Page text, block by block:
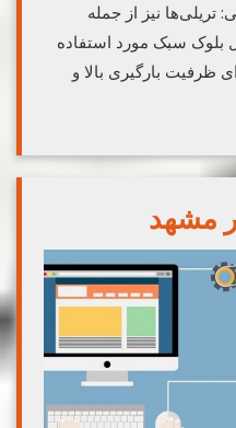
تریلی‌ها نیز از جمله
بلوک سبک مورد استفاده
ظرفیت بارگیری بالا و
مشهد